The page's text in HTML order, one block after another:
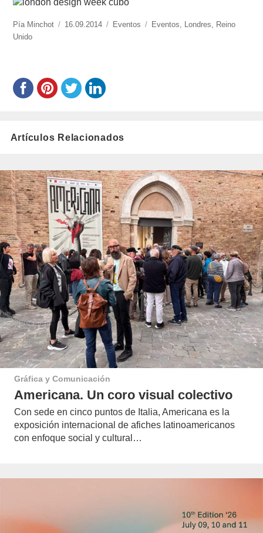
https://www.experimenta.es/author/pia/
Pía Minchot
Publicado
16.09.2014 Categorías
Eventos Etiquetas
Eventos, Londres, Reino
Unido
Artículos Relacionados
Gráfica y Comunicación
Americana. Un coro visual colectivo
Con sede en cinco puntos de Italia, Americana es la
exposición internacional de afiches latinoamericanos
con enfoque social y cultural…